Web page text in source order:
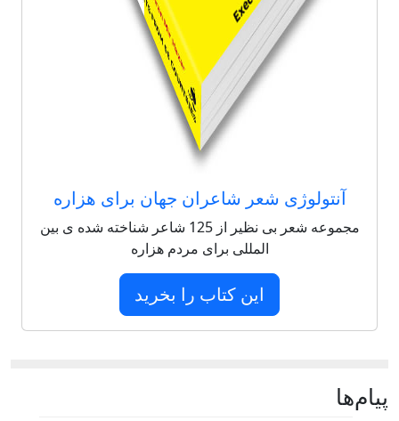
آنتولوژی شعر شاعران جهان برای هزاره
مجموعه شعر بی نظیر از 125 شاعر شناخته شده ی بین
المللی برای مردم هزاره
این کتاب را بخرید
پيام‌ها